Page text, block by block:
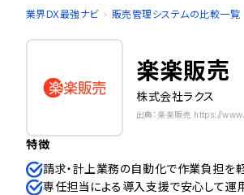
業界DX最強ナビ 販売管理システムの比較一覧
楽楽販売
株式会社ラクス
出典：楽楽販売 https://
特徴
請求・計上業務の自動化で作業負担を
専任担当による導入支援で安心して運